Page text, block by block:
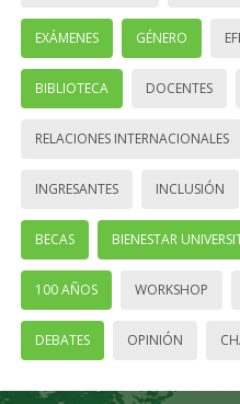
EXÁMENES GÉNERO
BIBLIOTECA DOCENTES
RELACIONES INTERNACIONALES
INGRESANTES INCLUSIÓN
BECAS BIENESTAR
100 AÑOS WORKSHOP
DEBATES OPINIÓN